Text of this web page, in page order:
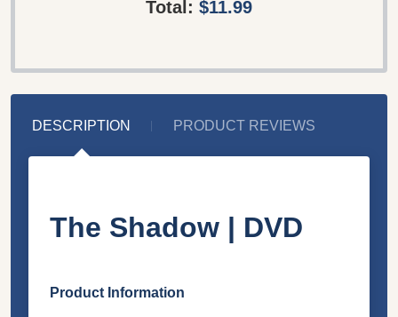
Total: $11.99
DESCRIPTION PRODUCT REVIEWS
The Shadow | DVD
Product Information